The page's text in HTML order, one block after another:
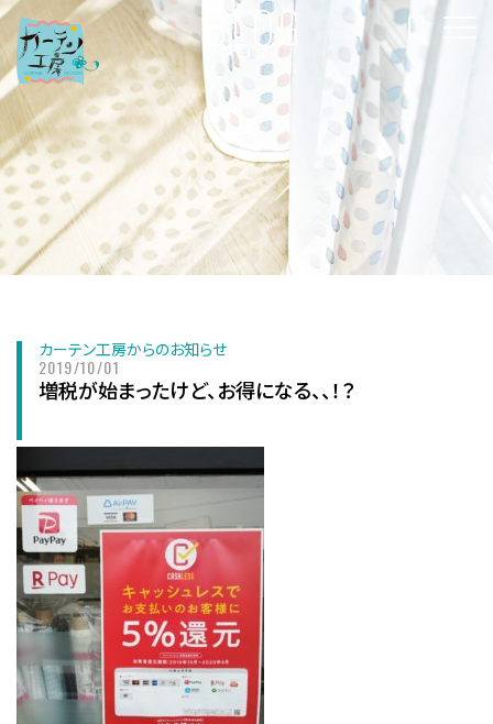
BLOG
ブログ
カーテン工房からのお知らせ
2019/10/01
増税が始まったけど、お得になる、、！？